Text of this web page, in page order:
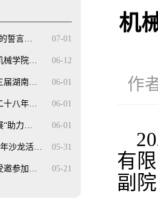
07-01
誓言…
06-12
械学院…
06-01
届湖南…
06-01
十八年…
06-01
“助力…
05-31
年沙龙活…
05-21
邀参加…
机
作
有
副